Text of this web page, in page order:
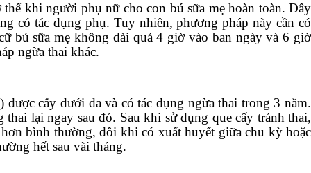
khi người phụ nữ cho con bú sữa mẹ hoàn toàn. Đây
có tác dụng phụ. Tuy nhiên, phương pháp này cần có
bú sữa mẹ không dài quá 4 giờ vào ban ngày và 6 giờ
ngừa thai khác.
cấy dưới da và có tác dụng ngừa thai trong 3 năm.
thai lại ngay sau đó. Sau khi sử dụng que cấy tránh thai,
bình thường, đôi khi có xuất huyết giữa chu kỳ hoặc
hết sau vài tháng.